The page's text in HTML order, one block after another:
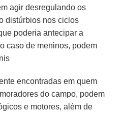
agir desregulando os
distúrbios nos ciclos
poderia antecipar a
caso de meninos, podem
encontradas em quem
do campo, podem
e motores, além de